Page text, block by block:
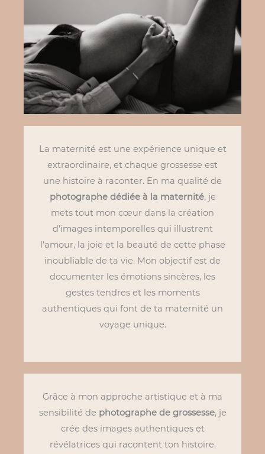
La maternité est une expérience unique et
extraordinaire, et chaque grossesse est
une histoire à raconter. En ma qualité de
photographe dédiée à la maternité, je
mets tout mon cœur dans la création
d’images intemporelles qui illustrent
l’amour, la joie et la beauté de cette phase
inoubliable de ta vie. Mon objectif est de
documenter les émotions sincères, les
gestes tendres et les moments
authentiques qui font de ta maternité un
voyage unique.
Grâce à mon approche artistique et à ma
sensibilité de photographe de grossesse, je
crée des images authentiques et
révélatrices qui racontent ton histoire.